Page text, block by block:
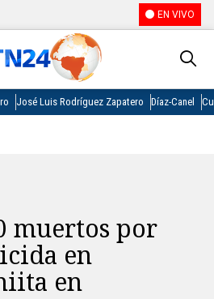
EN VIVO
José Luis Rodríguez Zapatero Díaz-Canel
muertos por
en
en